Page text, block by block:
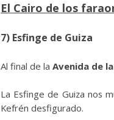
El Cairo de los
7) Esfinge de Guiza
Al final de la Avenida de
La Esfinge de Guiza nos
Kefrén desfigurado.